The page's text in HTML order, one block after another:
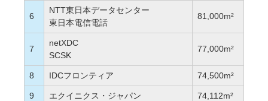
6
NTT東日本データセンター
東日本電信電話
81,000m²
7
netXDC
SCSK
77,000m²
8 IDCフロンティア 74,500m²
9 エクイニクス・ジャパン 74,112m²